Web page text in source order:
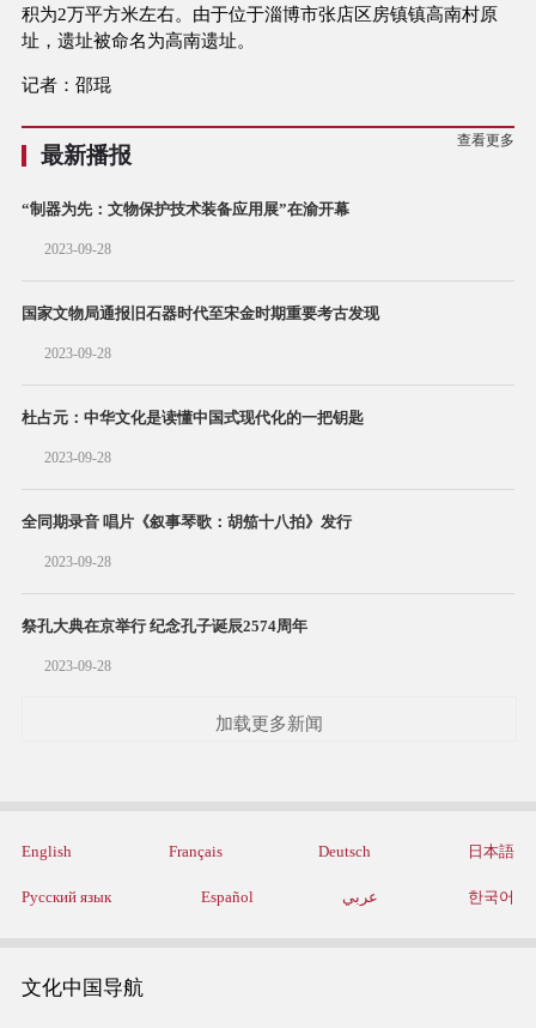
积为2万平方米左右。由于位于淄博市张店区房镇镇高南村原
址，遗址被命名为高南遗址。
记者：邵琨
最新播报
查看更多
“制器为先：文物保护技术装备应用展”在渝开幕
2023-09-28
国家文物局通报旧石器时代至宋金时期重要考古发现
2023-09-28
杜占元：中华文化是读懂中国式现代化的一把钥匙
2023-09-28
全同期录音 唱片《叙事琴歌：胡笳十八拍》发行
2023-09-28
祭孔大典在京举行 纪念孔子诞辰2574周年
2023-09-28
加载更多新闻
English Français Deutsch 日本語
Русский язык Español عربي 한국어
文化中国导航